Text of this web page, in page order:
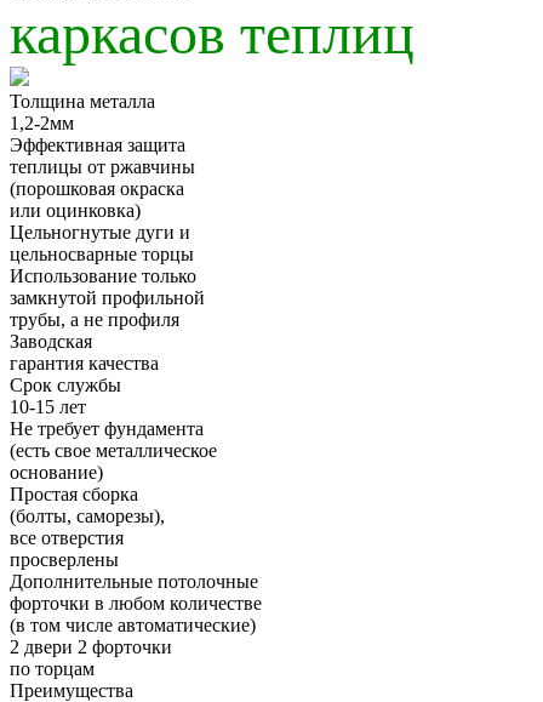
каркасов теплиц
Толщина металла
1,2-2мм
Эффективная защита
теплицы от ржавчины
(порошковая окраска
или оцинковка)
Цельногнутые дуги и
цельносварные торцы
Использование только
замкнутой профильной
трубы, а не профиля
Заводская
гарантия качества
Срок службы
10-15 лет
Не требует фундамента
(есть свое металлическое
основание)
Простая сборка
(болты, саморезы),
все отверстия
просверлены
Дополнительные потолочные
форточки в любом количестве
(в том числе автоматические)
2 двери 2 форточки
по торцам
Преимущества